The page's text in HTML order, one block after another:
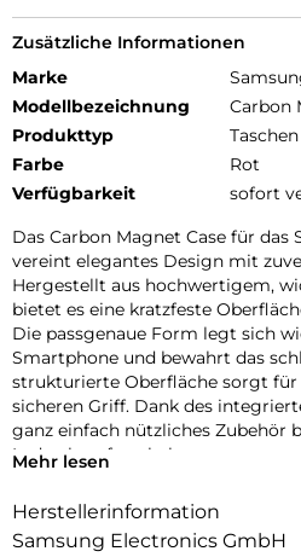
Zusätzliche Informationen
Marke
Modellbezeichnung
Carbon
Produkttyp
Farbe
Rot
Verfügbarkeit
sofort
Das Carbon Magnet Case für das
vereint elegantes Design mit
Hergestellt aus hochwertigem,
bietet es eine kratzfeste
Die passgenaue Form legt sich
Smartphone und bewahrt das
strukturierte Oberfläche sorgt für
sicheren Griff. Dank des
ganz einfach nützliches Zubehör
Laden komfortabel nutzen.
Mehr lesen
Herstellerinformation
Samsung Electronics GmbH